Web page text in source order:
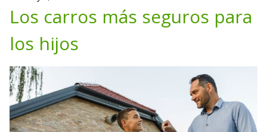
Los carros más seguros para
los hijos